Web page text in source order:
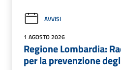
AVVISI
1 AGOSTO 2026
Regione Lombardia:
per la prevenzione